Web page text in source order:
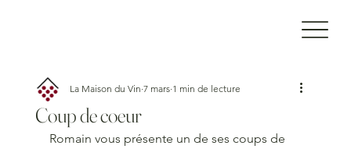
Coup de coeur
La Maison du Vin 7 mars 1 min de lecture
Romain vous présente un de ses coups de